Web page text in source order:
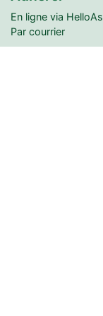
En ligne via
Par courrier